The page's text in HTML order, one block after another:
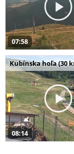
07:58
Kubínska hoľa (30
08:14